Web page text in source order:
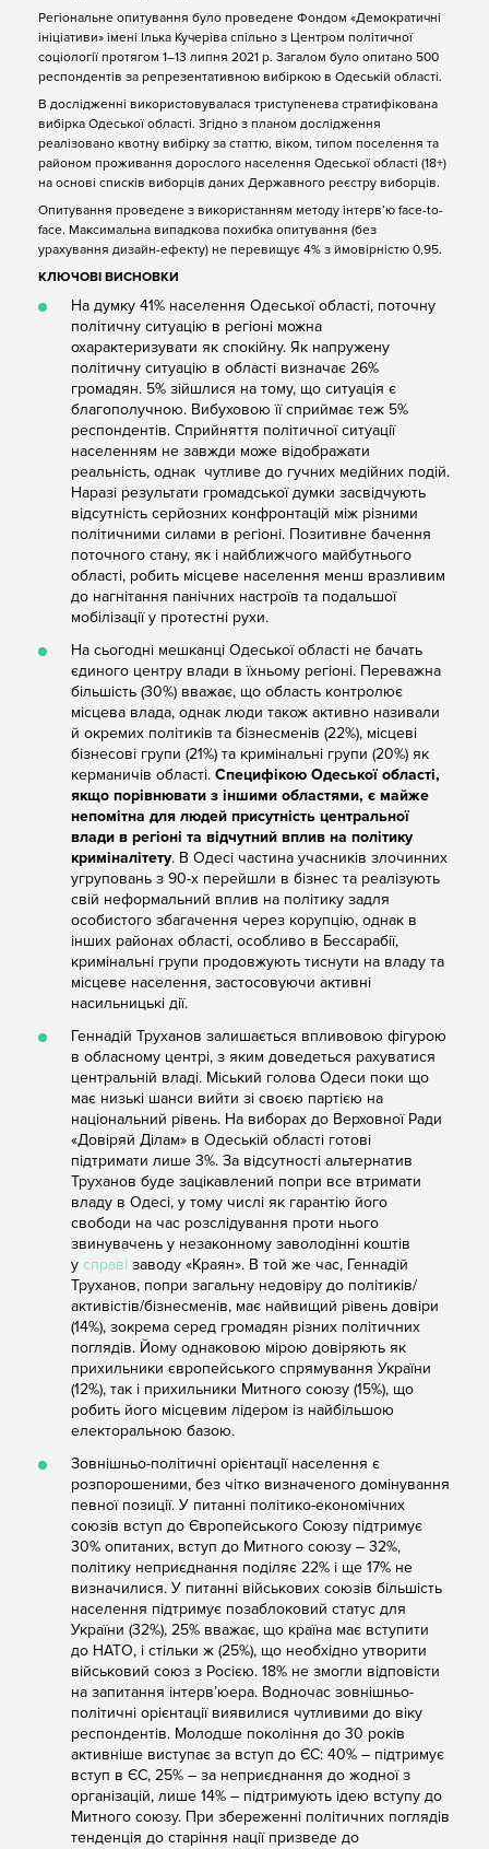
Регіональне опитування було проведене Фондом «Демократичні
ініціативи» імені Ілька Кучеріва спільно з Центром політичної
соціології протягом 1–13 липня 2021 р. Загалом було опитано 500
респондентів за репрезентативною вибіркою в Одеській області.
В дослідженні використовувалася триступенева стратифікована
вибірка Одеської області. Згідно з планом дослідження
реалізовано квотну вибірку за статтю, віком, типом поселення та
районом проживання дорослого населення Одеської області (18+)
на основі списків виборців даних Державного реєстру виборців.
Опитування проведене з використанням методу інтерв’ю face-to-
face. Максимальна випадкова похибка опитування (без
урахування дизайн-ефекту) не перевищує 4% з ймовірністю 0,95.
КЛЮЧОВІ ВИСНОВКИ
На думку 41% населення Одеської області, поточну
політичну ситуацію в регіоні можна
охарактеризувати як спокійну. Як напружену
політичну ситуацію в області визначає 26%
громадян. 5% зійшлися на тому, що ситуація є
благополучною. Вибуховою її сприймає теж 5%
респондентів. Сприйняття політичної ситуації
населенням не завжди може відображати
реальність, однак чутливе до гучних медійних подій.
Наразі результати громадської думки засвідчують
відсутність серйозних конфронтацій між різними
політичними силами в регіоні. Позитивне бачення
поточного стану, як і найближчого майбутнього
області, робить місцеве населення менш вразливим
до нагнітання панічних настроїв та подальшої
мобілізації у протестні рухи.
На сьогодні мешканці Одеської області не бачать
єдиного центру влади в їхньому регіоні. Переважна
більшість (30%) вважає, що область контролює
місцева влада, однак люди також активно називали
й окремих політиків та бізнесменів (22%), місцеві
бізнесові групи (21%) та кримінальні групи (20%) як
керманичів області. Специфікою Одеської області,
якщо порівнювати з іншими областями, є майже
непомітна для людей присутність центральної
влади в регіоні та відчутний вплив на політику
криміналітету. В Одесі частина учасників злочинних
угруповань з 90-х перейшли в бізнес та реалізують
свій неформальний вплив на політику задля
особистого збагачення через корупцію, однак в
інших районах області, особливо в Бессарабії,
кримінальні групи продовжують тиснути на владу та
місцеве населення, застосовуючи активні
насильницькі дії.
Геннадій Труханов залишається впливовою фігурою
в обласному центрі, з яким доведеться рахуватися
центральній владі. Міський голова Одеси поки що
має низькі шанси вийти зі своєю партією на
національний рівень. На виборах до Верховної Ради
«Довіряй Ділам» в Одеській області готові
підтримати лише 3%. За відсутності альтернатив
Труханов буде зацікавлений попри все втримати
владу в Одесі, у тому числі як гарантію його
свободи на час розслідування проти нього
звинувачень у незаконному заволодінні коштів
у справі заводу «Краян». В той же час, Геннадій
Труханов, попри загальну недовіру до політиків/
активістів/бізнесменів, має найвищий рівень довіри
(14%), зокрема серед громадян різних політичних
поглядів. Йому однаковою мірою довіряють як
прихильники європейського спрямування України
(12%), так і прихильники Митного союзу (15%), що
робить його місцевим лідером із найбільшою
електоральною базою.
Зовнішньо-політичні орієнтації населення є
розпорошеними, без чітко визначеного домінування
певної позиції. У питанні політико-економічних
союзів вступ до Європейського Союзу підтримує
30% опитаних, вступ до Митного союзу – 32%,
політику неприєднання поділяє 22% і ще 17% не
визначилися. У питанні військових союзів більшість
населення підтримує позаблоковий статус для
України (32%), 25% вважає, що країна має вступити
до НАТО, і стільки ж (25%), що необхідно утворити
військовий союз з Росією. 18% не змогли відповісти
на запитання інтерв’юера. Водночас зовнішньо-
політичні орієнтації виявилися чутливими до віку
респондентів. Молодше покоління до 30 років
активніше виступає за вступ до ЄС: 40% – підтримує
вступ в ЄС, 25% – за неприєднання до жодної з
організацій, лише 14% – підтримують ідею вступу до
Митного союзу. При збереженні політичних поглядів
тенденція до старіння нації призведе до